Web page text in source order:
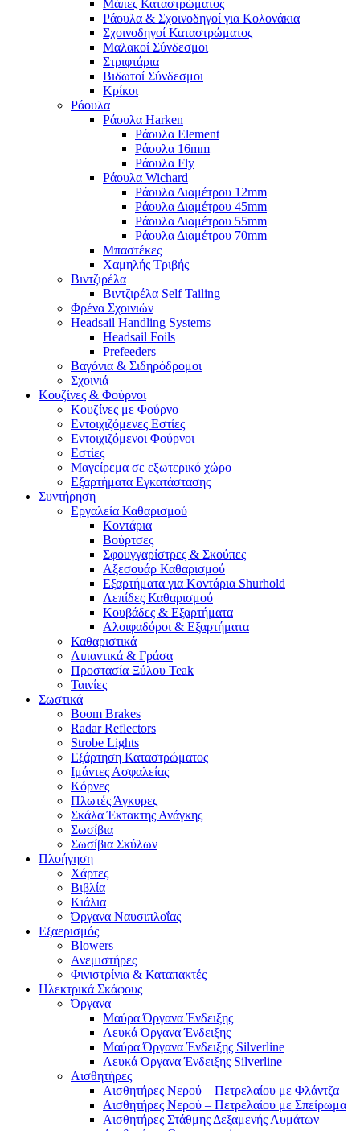
Μάπες Καταστρώματος
Ράουλα & Σχοινοδηγοί για Κολονάκια
Σχοινοδηγοί Καταστρώματος
Μαλακοί Σύνδεσμοι
Στριφτάρια
Βιδωτοί Σύνδεσμοι
Κρίκοι
Ράουλα
Ράουλα Harken
Ράουλα Element
Ράουλα 16mm
Ράουλα Fly
Ράουλα Wichard
Ράουλα Διαμέτρου 12mm
Ράουλα Διαμέτρου 45mm
Ράουλα Διαμέτρου 55mm
Ράουλα Διαμέτρου 70mm
Μπαστέκες
Χαμηλής Τριβής
Βιντζιρέλα
Βιντζιρέλα Self Tailing
Φρένα Σχοινιών
Headsail Handling Systems
Headsail Foils
Prefeeders
Βαγόνια & Σιδηρόδρομοι
Σχοινιά
Κουζίνες & Φούρνοι
Κουζίνες με Φούρνο
Εντοιχιζόμενες Εστίες
Εντοιχιζόμενοι Φούρνοι
Εστίες
Μαγείρεμα σε εξωτερικό χώρο
Εξαρτήματα Εγκατάστασης
Συντήρηση
Εργαλεία Καθαρισμού
Κοντάρια
Βούρτσες
Σφουγγαρίστρες & Σκούπες
Αξεσουάρ Καθαρισμού
Εξαρτήματα για Κοντάρια Shurhold
Λεπίδες Καθαρισμού
Κουβάδες & Εξαρτήματα
Αλοιφαδόροι & Εξαρτήματα
Καθαριστικά
Λιπαντικά & Γράσα
Προστασία Ξύλου Teak
Ταινίες
Σωστικά
Boom Brakes
Radar Reflectors
Strobe Lights
Εξάρτηση Καταστρώματος
Ιμάντες Ασφαλείας
Κόρνες
Πλωτές Άγκυρες
Σκάλα Έκτακτης Ανάγκης
Σωσίβια
Σωσίβια Σκύλων
Πλοήγηση
Χάρτες
Βιβλία
Κιάλια
Όργανα Ναυσιπλοΐας
Εξαερισμός
Blowers
Ανεμιστήρες
Φινιστρίνια & Καταπακτές
Ηλεκτρικά Σκάφους
Όργανα
Μαύρα Όργανα Ένδειξης
Λευκά Όργανα Ένδειξης
Μαύρα Όργανα Ένδειξης Silverline
Λευκά Όργανα Ένδειξης Silverline
Αισθητήρες
Αισθητήρες Νερού – Πετρελαίου με Φλάντζα
Αισθητήρες Νερού – Πετρελαίου με Σπείρωμα
Αισθητήρες Στάθμης Δεξαμενής Λυμάτων